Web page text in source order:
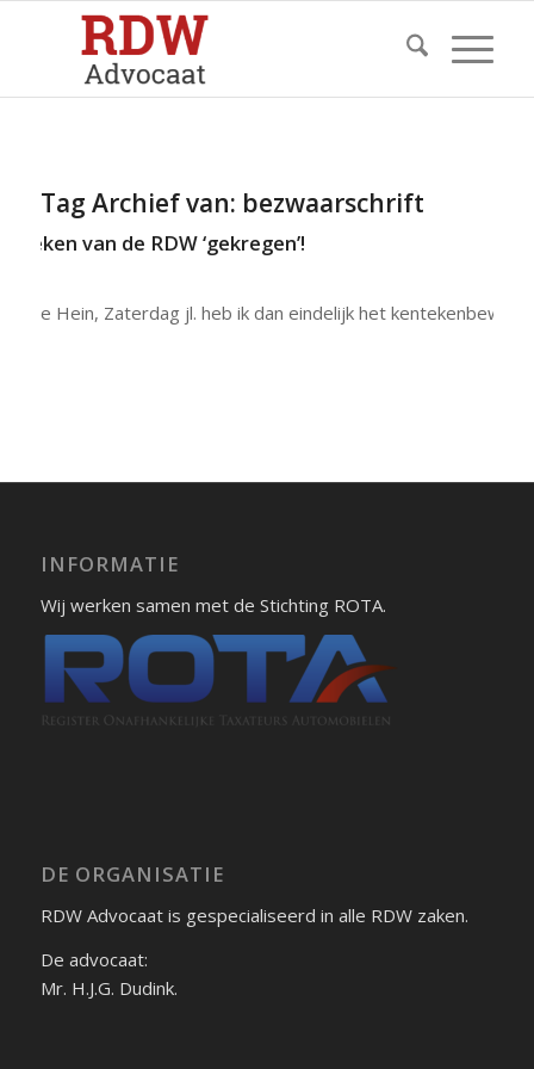
Tag Archief van: bezwaarschrift
van de RDW ‘gekregen’!
Beste Hein, Zaterdag jl. heb ik dan eindelijk het kentekenbewijs…
INFORMATIE
Wij werken samen met de Stichting ROTA.
DE ORGANISATIE
RDW Advocaat is gespecialiseerd in alle RDW zaken.
De advocaat:
Mr. H.J.G. Dudink.